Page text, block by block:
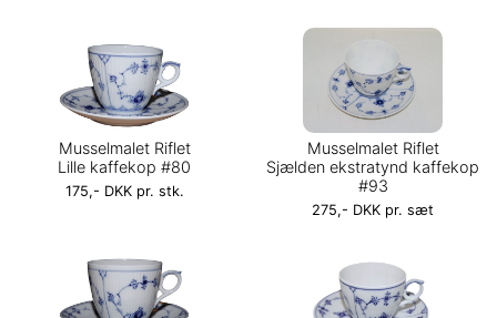
Musselmalet Riflet
Lille kaffekop #80
175,- DKK pr. stk.
Musselmalet Riflet
Sjælden ekstratynd kaffekop
#93
275,- DKK pr. sæt